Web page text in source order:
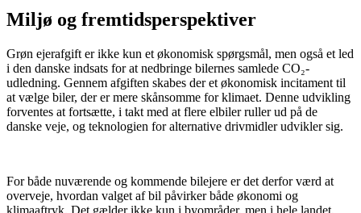
Miljø og fremtidsperspektiver
Grøn ejerafgift er ikke kun et økonomisk spørgsmål, men også et led
i den danske indsats for at nedbringe bilernes samlede CO₂-
udledning. Gennem afgiften skabes der et økonomisk incitament til
at vælge biler, der er mere skånsomme for klimaet. Denne udvikling
forventes at fortsætte, i takt med at flere elbiler ruller ud på de
danske veje, og teknologien for alternative drivmidler udvikler sig.
For både nuværende og kommende bilejere er det derfor værd at
overveje, hvordan valget af bil påvirker både økonomi og
klimaaftryk. Det gælder ikke kun i byområder, men i hele landet,